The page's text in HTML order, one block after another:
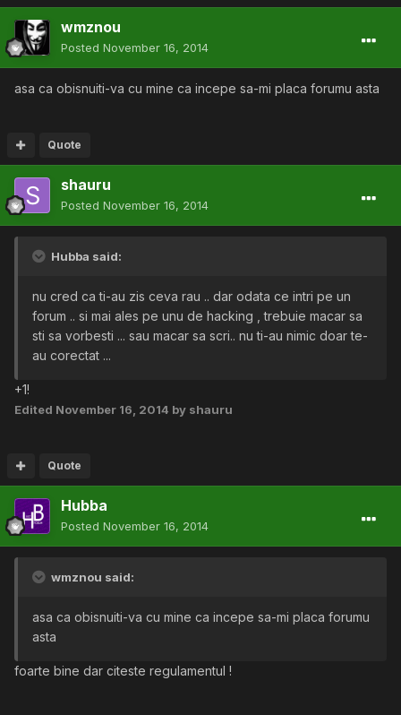
wmznou
Posted November 16, 2014
asa ca obisnuiti-va cu mine ca incepe sa-mi placa forumu asta
Quote
shauru
Posted November 16, 2014
Hubba said:
nu cred ca ti-au zis ceva rau .. dar odata ce intri pe un
forum .. si mai ales pe unu de hacking , trebuie macar sa
sti sa vorbesti ... sau macar sa scri.. nu ti-au nimic doar te-
au corectat ...
+1!
Edited November 16, 2014 by shauru
Quote
Hubba
Posted November 16, 2014
wmznou said:
asa ca obisnuiti-va cu mine ca incepe sa-mi placa forumu
asta
foarte bine dar citeste regulamentul !